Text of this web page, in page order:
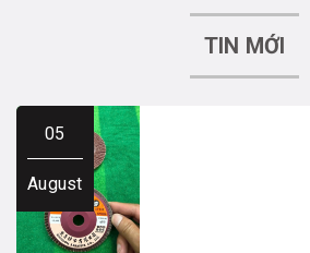
TIN MỚI
05
August